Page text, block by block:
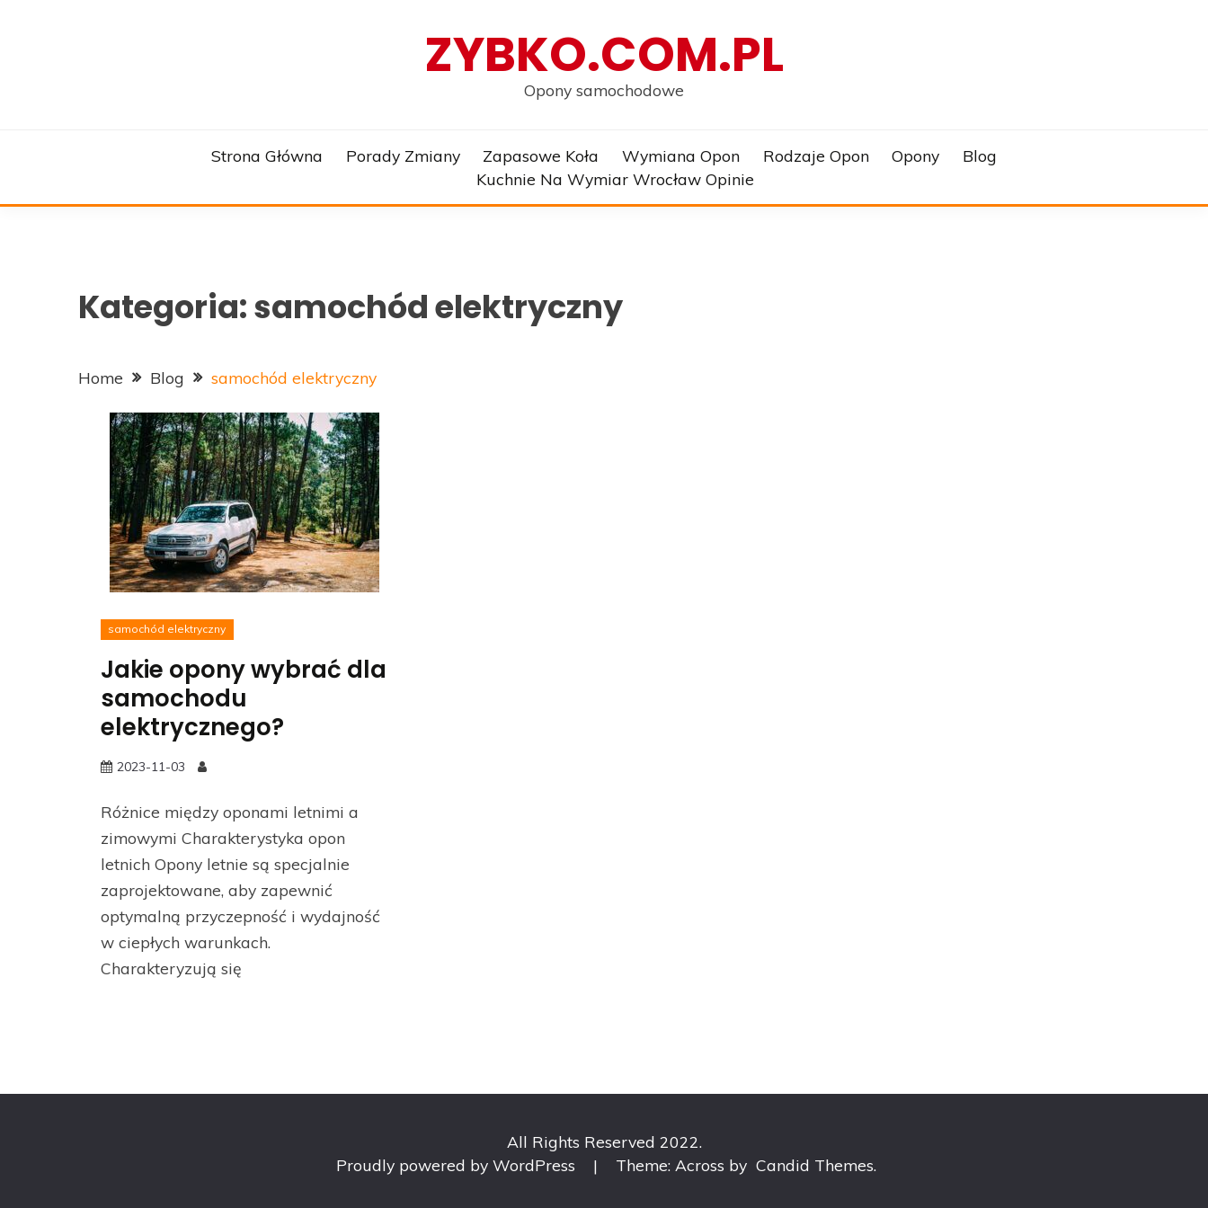
ZYBKO.COM.PL
Opony samochodowe
Strona Główna Porady Zmiany Zapasowe Koła Wymiana Opon Rodzaje Opon Opony
Blog
Kuchnie Na Wymiar Wrocław Opinie
Kategoria:samochód elektryczny
Home Blog samochód elektryczny
samochód elektryczny
Jakie opony wybrać dla
samochodu
elektrycznego?
2023-11-03
Różnice między oponami letnimi a
zimowymi Charakterystyka opon
letnich Opony letnie są specjalnie
zaprojektowane, aby zapewnić
optymalną przyczepność i wydajność
w ciepłych warunkach.
Charakteryzują się
All Rights Reserved 2022.
Proudly powered by WordPress
| Theme: Across by Candid Themes.